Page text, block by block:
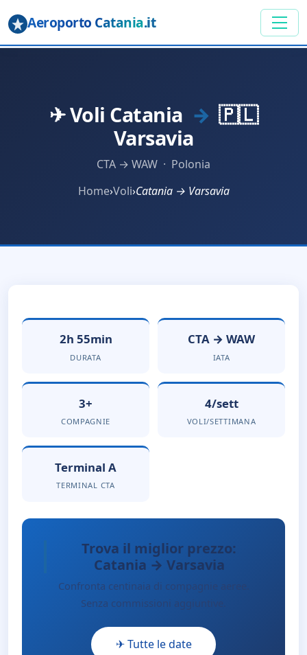
Aeroporto Catania.it
✈ Voli Catania → 🇵🇱
Varsavia
CTA → WAW · Polonia
Home›Voli›Catania → Varsavia
2h 55min
DURATA
CTA → WAW
IATA
3+
COMPAGNIE
4/sett
VOLI/SETTIMANA
Terminal A
TERMINAL CTA
Trova il miglior prezzo:
Catania → Varsavia
Confronta centinaia di compagnie aeree.
Senza commissioni aggiuntive.
✈ Tutte le date